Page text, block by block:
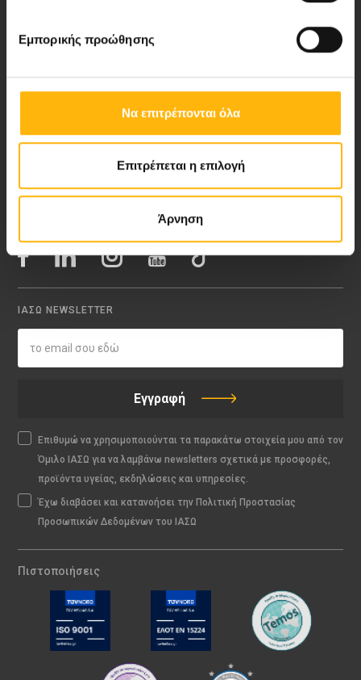
Εμπορικής προώθησης
Να επιτρέπονται όλα
Επιτρέπεται η επιλογή
Άρνηση
Blog
Video Gallery
My Life Magazine
Medical Directory
ΙΑΣΩ NEWSLETTER
Εγγραφή
Επιθυμώ να χρησιμοποιούνται τα παρακάτω στοιχεία μου από τον
Όμιλο ΙΑΣΩ για να λαμβάνω newsletters σχετικά με προσφορές,
προϊόντα υγείας, εκδηλώσεις και υπηρεσίες.
Έχω διαβάσει και κατανοήσει την Πολιτική Προστασίας
Προσωπικών Δεδομένων του ΙΑΣΩ
Πιστοποιήσεις